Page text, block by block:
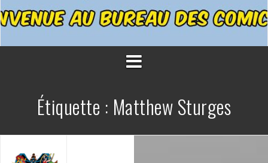
Étiquette : Matthew Sturges